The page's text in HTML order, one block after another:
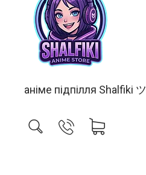
аніме підпілля Shalfiki ツ